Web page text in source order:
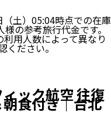
（土）05:04時点での在庫
様の参考旅行代金です。
用人数によって異なり
ください。
ック航空 往復
食付き｜台北